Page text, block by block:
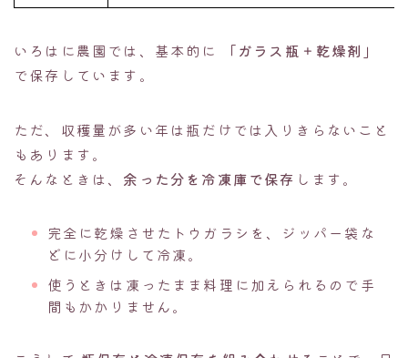
いろはに農園では、基本的に
「ガラス瓶＋乾燥剤」
で保存しています。
ただ、収穫量が多い年は瓶だけでは入りきらないこと
もあります。
そんなときは、 余った分を冷凍庫で保存 します。
完全に乾燥させたトウガラシを、ジッパー袋な
どに小分けして冷凍。
使うときは凍ったまま料理に加えられるので手
間もかかりません。